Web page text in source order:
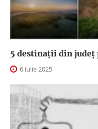
5 destinații din
6 iulie 2025